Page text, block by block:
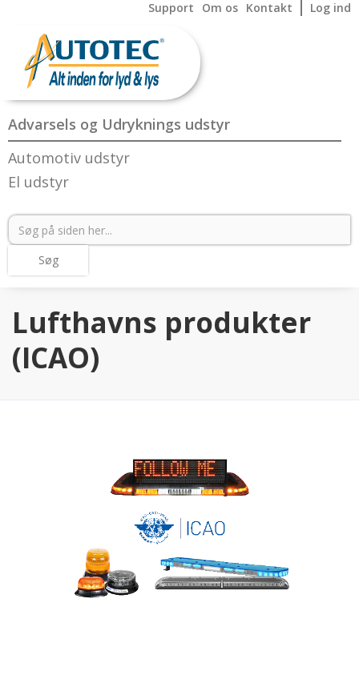
Support Om os Kontakt Log ind
Advarsels og Udryknings udstyr
Automotiv udstyr
El udstyr
Lufthavns produkter
(ICAO)